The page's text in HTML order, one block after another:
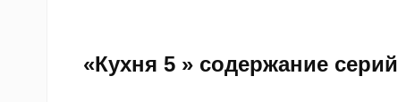
«Кухня 5 » содержание серий